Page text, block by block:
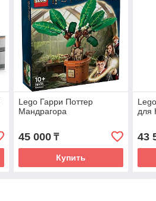
Lego Гарри Поттер
Мандрагора
45 000₸
Купить
для
43